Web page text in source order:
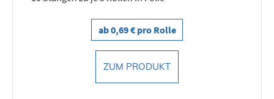
ab 0,69 € pro Rolle
ZUM PRODUKT